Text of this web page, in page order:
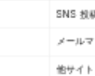
SNS 投
メール
他サイ